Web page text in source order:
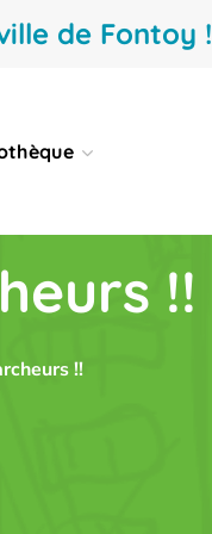
de Fontoy !
!!
!!